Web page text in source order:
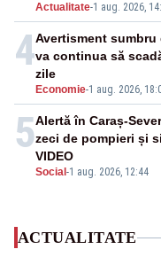
Actualitate-1 aug. 2026,
4
Economie-1 aug. 2026,
Avertisment sumbru
va continua să
zile
5
Social -1 aug. 2026, 12:44
Alertă în Caraș-
zeci de pompieri și
VIDEO
ACTUALITATE